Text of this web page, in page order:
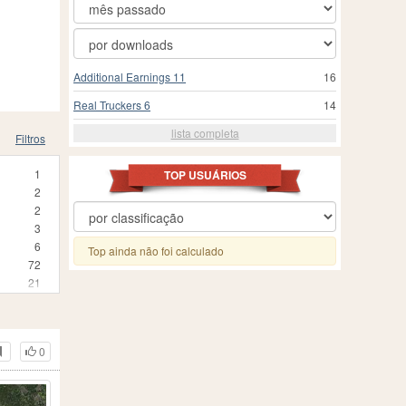
Filtros
1
2
2
3
6
72
21
2
1
0
16
Additional Earnings 11
14
Real Truckers 6
lista completa
TOP USUÁRIOS
Top ainda não foi calculado